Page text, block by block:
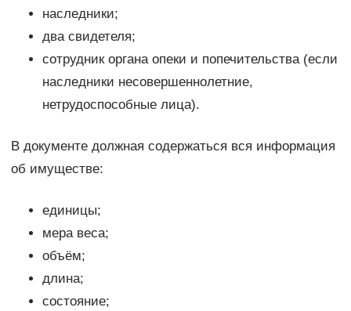
наследники;
два свидетеля;
сотрудник органа опеки и попечительства (если
наследники несовершеннолетние,
нетрудоспособные лица).
В документе должная содержаться вся информация
об имуществе:
единицы;
мера веса;
объём;
длина;
состояние;